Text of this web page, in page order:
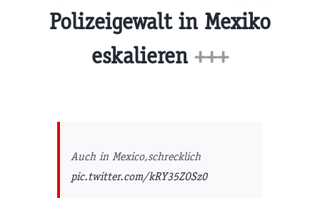
Polizeigewalt in Mexiko
eskalieren +++
Auch in Mexico,schrecklich
pic.twitter.com/kRY35ZOSz0